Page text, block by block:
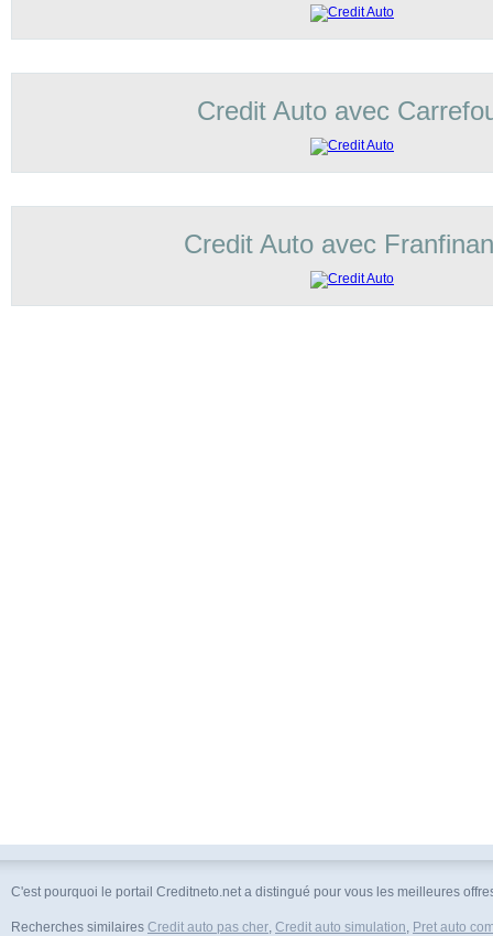
Credit Auto avec
Credit Auto avec
C'est pourquoi le portail Creditneto.net a distingué pour vous les meilleures
Recherches similaires Credit auto pas cher, Credit auto simulation, Pret auto